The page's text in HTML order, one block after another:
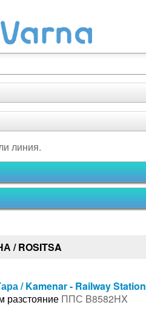
линия.
линия.
/ ROSITSA
/ Kamenar - Railway Station
разстояние ППС B8582HX